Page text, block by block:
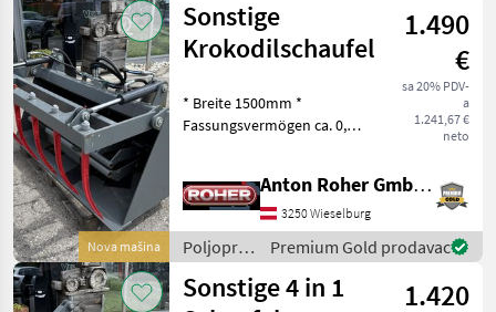
strojevi /
Weidemann
Nova mašina
Sonstige
Krokodilschaufel
1.490
€
sa 20% PDV-
a
1.241,67 €
neto
* Breite 1500mm *
Fassungsvermögen ca. 0,
Poljoprivredni motorni
strojevi Nošeni dvorišni
utovarivač
Anton Roher GmbH (ACA Center Roher)
3250 Wieselburg
Poljoprivredni
motorni
strojevi /
Premium Gold prodavac
Sonstige 4 in 1
1.420